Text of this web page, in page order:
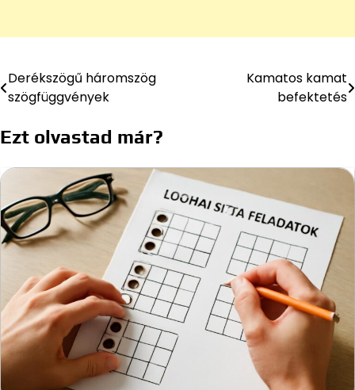
Bejegyzés
navigáció
Derékszögű háromszög
szögfüggvények
Kamatos kamat
befektetés
Ezt olvastad már?